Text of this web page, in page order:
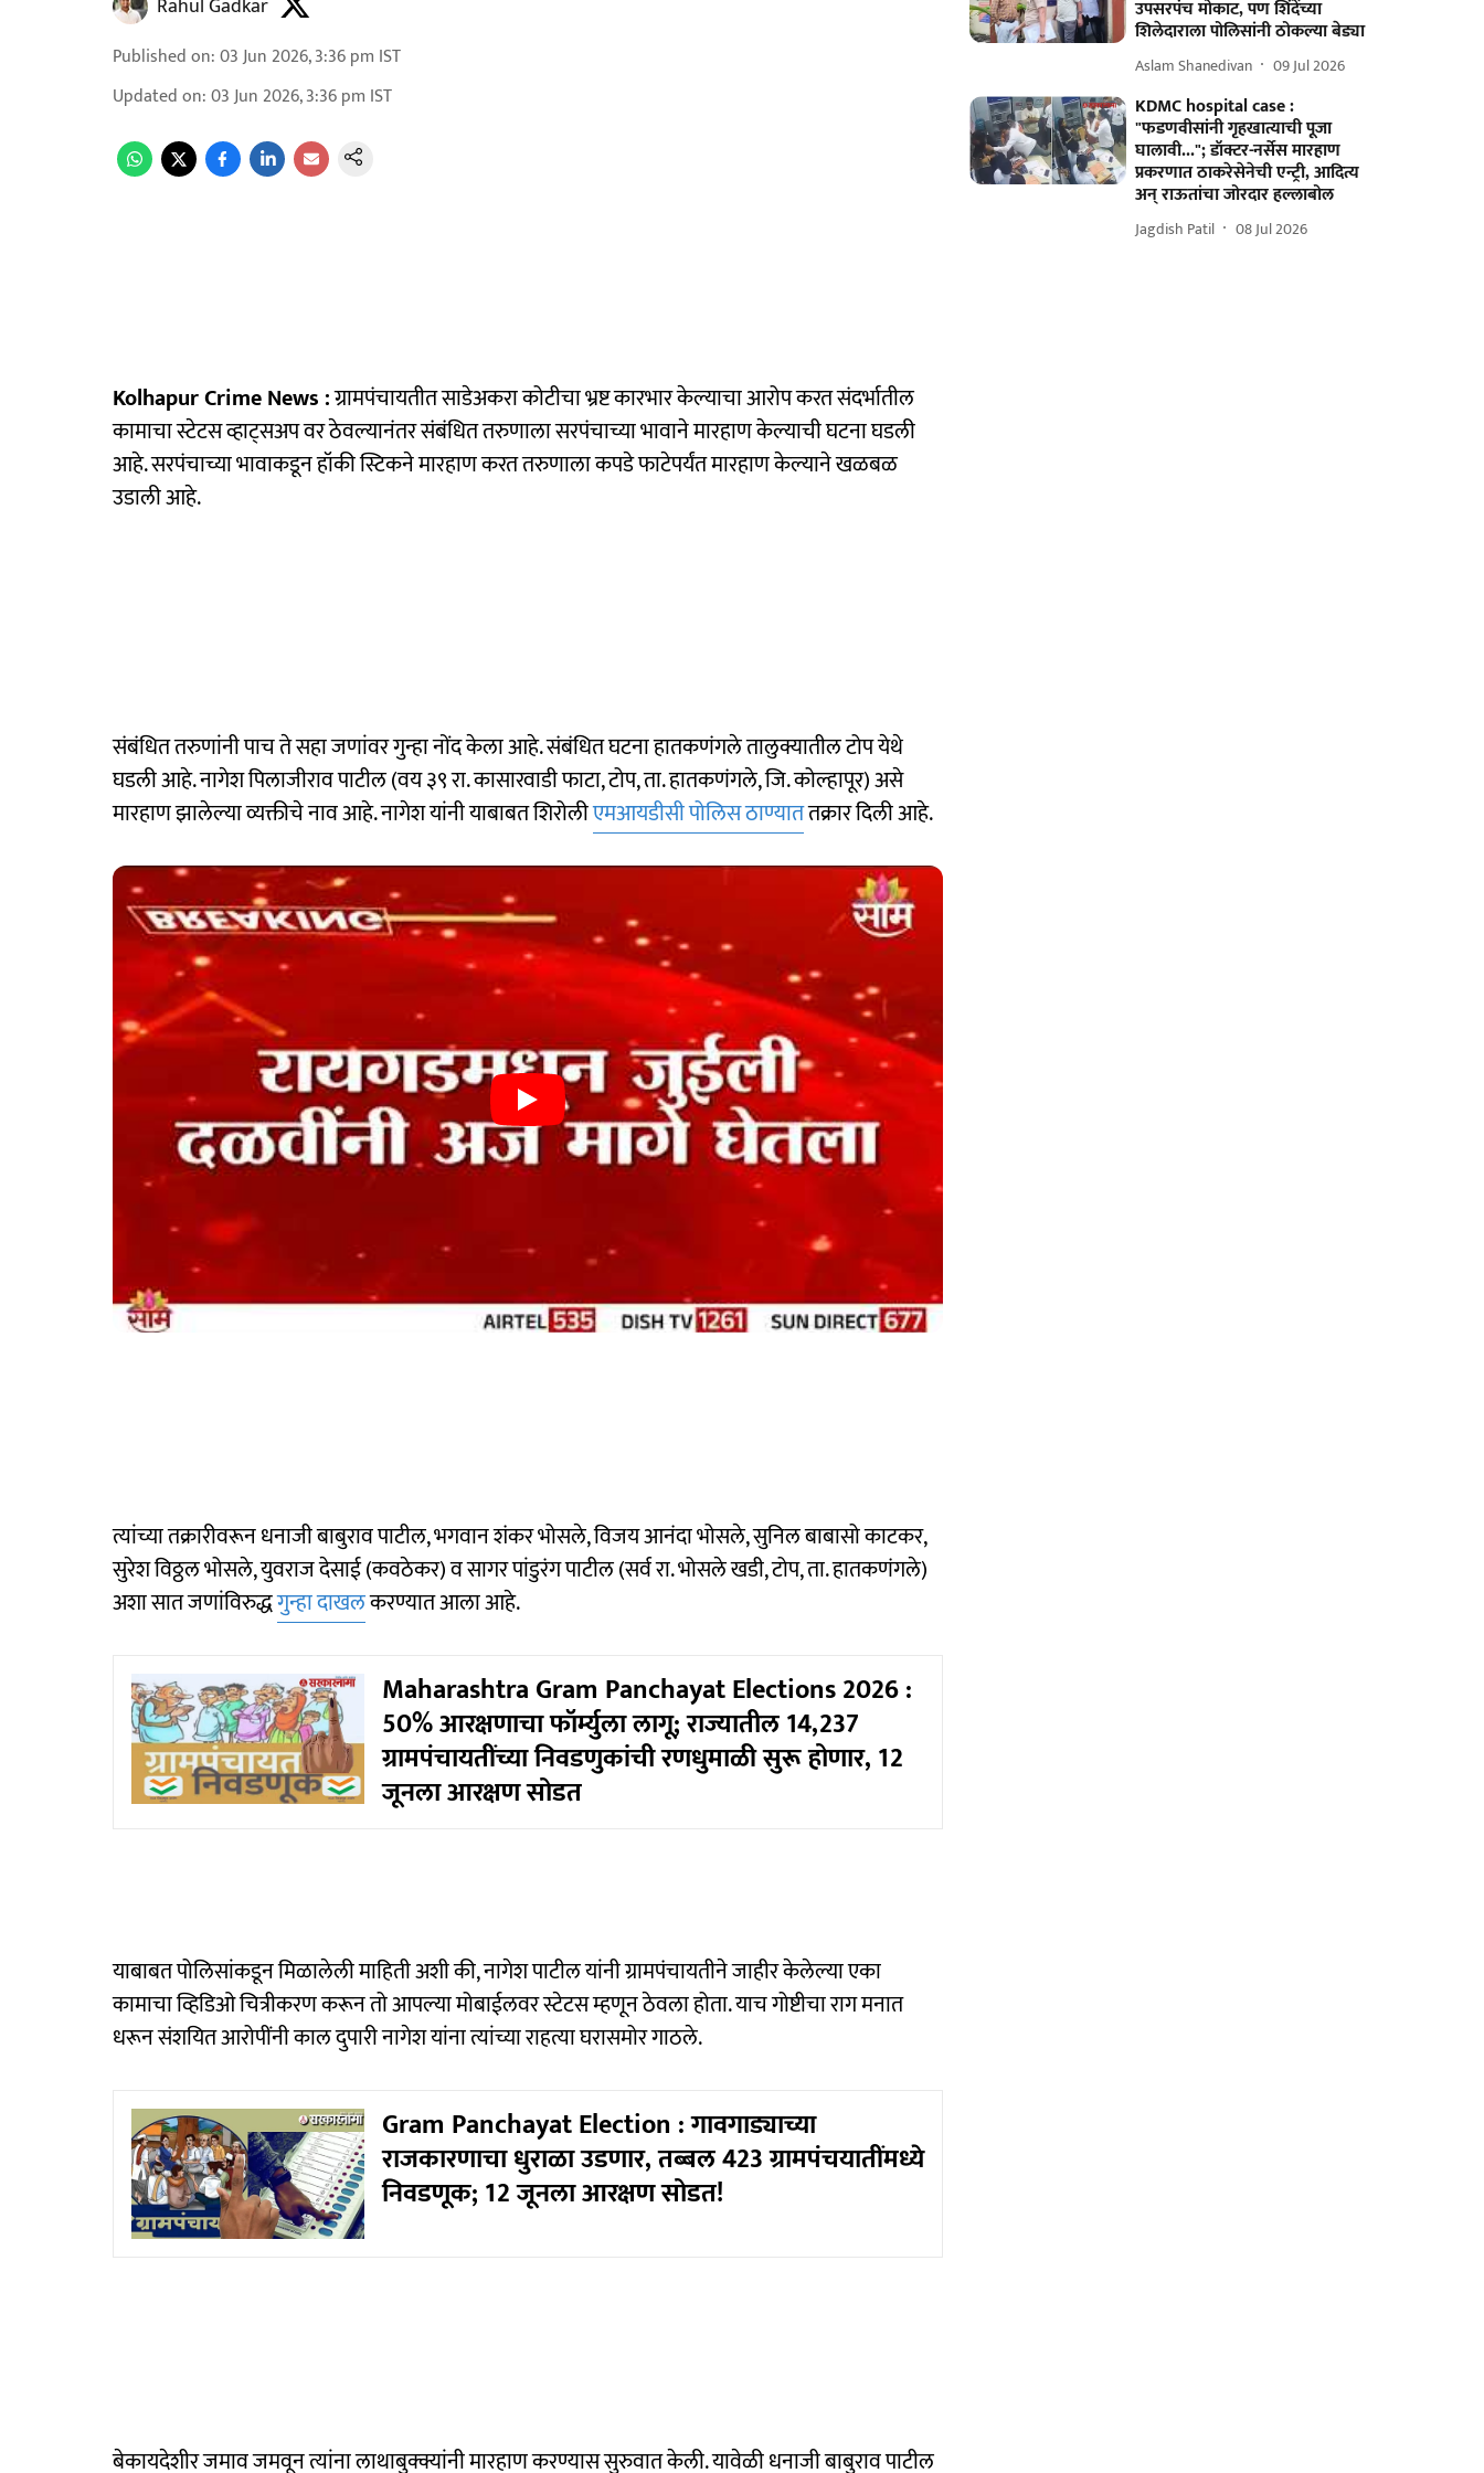
Rahul Gadkar
Published on:03 Jun 2026, 3:36 pm IST
Updated on:03 Jun 2026, 3:36 pm IST
Kolhapur Crime News :ग्रामपंचायतीत साडेअकरा कोटीचा भ्रष्ट कारभार केल्याचा आरोप करत संदर्भातील
कामाचा स्टेटस व्हाट्सअप वर ठेवल्यानंतर संबंधित तरुणाला सरपंचाच्या भावाने मारहाण केल्याची घटना घडली
आहे. सरपंचाच्या भावाकडून हॉकी स्टिकने मारहाण करत तरुणाला कपडे फाटेपर्यंत मारहाण केल्याने खळबळ
उडाली आहे.
संबंधित तरुणांनी पाच ते सहा जणांवर गुन्हा नोंद केला आहे. संबंधित घटना हातकणंगले तालुक्यातील टोप येथे
घडली आहे. नागेश पिलाजीराव पाटील (वय ३९ रा. कासारवाडी फाटा, टोप, ता. हातकणंगले, जि. कोल्हापूर) असे
मारहाण झालेल्या व्यक्तीचे नाव आहे. नागेश यांनी याबाबत शिरोलीएमआयडीसी पोलिस ठाण्याततक्रार दिली आहे.
त्यांच्या तक्रारीवरून धनाजी बाबुराव पाटील, भगवान शंकर भोसले, विजय आनंदा भोसले, सुनिल बाबासो काटकर,
सुरेश विठ्ठल भोसले, युवराज देसाई (कवठेकर) व सागर पांडुरंग पाटील (सर्व रा. भोसले खडी, टोप, ता. हातकणंगले)
अशा सात जणांविरुद्धगुन्हा दाखलकरण्यात आला आहे.
Maharashtra Gram Panchayat Elections 2026 :
50% आरक्षणाचा फॉर्म्युला लागू; राज्यातील 14,237
ग्रामपंचायतींच्या निवडणुकांची रणधुमाळी सुरू होणार, 12
जूनला आरक्षण सोडत
याबाबत पोलिसांकडून मिळालेली माहिती अशी की, नागेश पाटील यांनी ग्रामपंचायतीने जाहीर केलेल्या एका
कामाचा व्हिडिओ चित्रीकरण करून तो आपल्या मोबाईलवर स्टेटस म्हणून ठेवला होता. याच गोष्टीचा राग मनात
धरून संशयित आरोपींनी काल दुपारी नागेश यांना त्यांच्या राहत्या घरासमोर गाठले.
Gram Panchayat Election : गावगाड्याच्या
राजकारणाचा धुराळा उडणार, तब्बल 423 ग्रामपंचयातींमध्ये
निवडणूक; 12 जूनला आरक्षण सोडत!
बेकायदेशीर जमाव जमवून त्यांना लाथाबुक्क्यांनी मारहाण करण्यास सुरुवात केली. यावेळी धनाजी बाबुराव पाटील
उपसरपंच मोकाट, पण शिंदेंच्या
शिलेदाराला पोलिसांनी ठोकल्या बेड्या
Aslam Shanedivan 09 Jul 2026
KDMC hospital case :
"फडणवीसांनी गृहखात्याची पूजा
घालावी..."; डॉक्टर-नर्सेस मारहाण
प्रकरणात ठाकरेसेनेची एन्ट्री, आदित्य
अन् राऊतांचा जोरदार हल्लाबोल
Jagdish Patil 08 Jul 2026